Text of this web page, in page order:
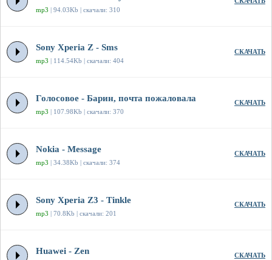
mp3 | 94.03Kb | скачали: 310
Sony Xperia Z - Sms
mp3 | 114.54Kb | скачали: 404
СКАЧАТЬ
Голосовое - Барин, почта пожаловала
mp3 | 107.98Kb | скачали: 370
СКАЧАТЬ
Nokia - Message
mp3 | 34.38Kb | скачали: 374
СКАЧАТЬ
Sony Xperia Z3 - Tinkle
mp3 | 70.8Kb | скачали: 201
СКАЧАТЬ
Huawei - Zen СКАЧАТЬ